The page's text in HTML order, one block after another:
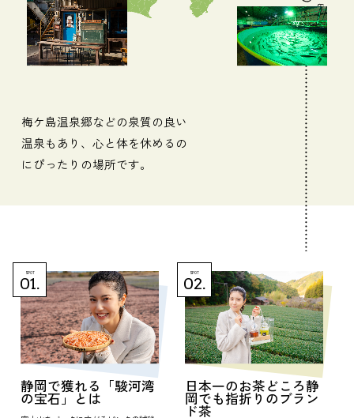
梅ケ島温泉郷などの泉質の良い
温泉もあり、心と体を休めるの
にぴったりの場所です。
SPOT
01.
静岡で獲れる「駿河湾
の宝石」とは
SPOT
02.
日本一のお茶どころ静
岡でも指折りのブラン
ド茶